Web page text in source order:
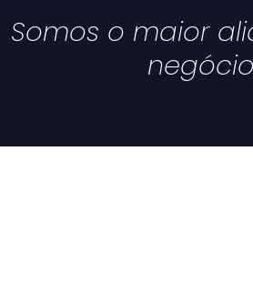
Somos o maior